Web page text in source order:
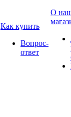
Как купить
Вопрос-
ответ
О